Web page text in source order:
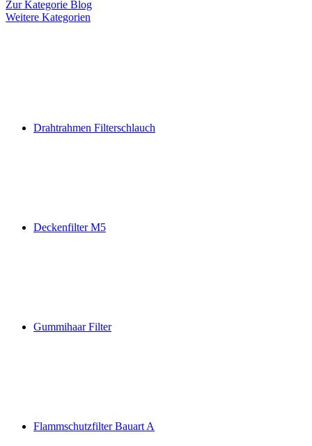
Zur Kategorie Blog
Weitere Kategorien
Drahtrahmen Filterschlauch
Deckenfilter M5
Gummihaar Filter
Flammschutzfilter Bauart A